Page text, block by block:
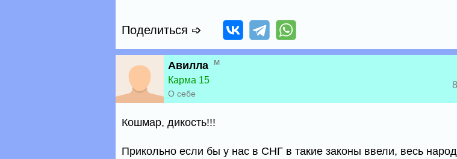
Поделиться ➩
Авилла м
Карма 15
О себе
Кошмар, дикость!!!
Прикольно если бы у нас в СНГ в такие законы ввели, весь